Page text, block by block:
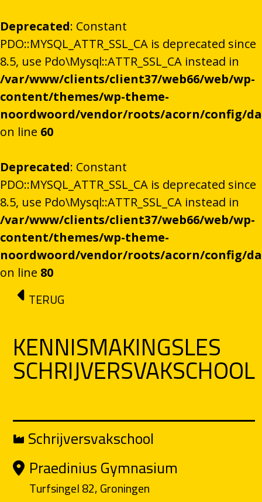
Deprecated: Constant
PDO::MYSQL_ATTR_SSL_CA is deprecated since
8.5, use Pdo\Mysql::ATTR_SSL_CA instead in
/var/www/clients/client37/web66/web/wp-
content/themes/wp-theme-
noordwoord/vendor/roots/acorn/config/
on line 60
Deprecated: Constant
PDO::MYSQL_ATTR_SSL_CA is deprecated since
8.5, use Pdo\Mysql::ATTR_SSL_CA instead in
/var/www/clients/client37/web66/web/wp-
content/themes/wp-theme-
noordwoord/vendor/roots/acorn/config/
on line 80
Ga naar de inhoud
TERUG
KENNISMAKINGSLES
SCHRIJVERSVAKSCHOOL
Schrijversvakschool
Praedinius Gymnasium
Turfsingel 82, Groningen